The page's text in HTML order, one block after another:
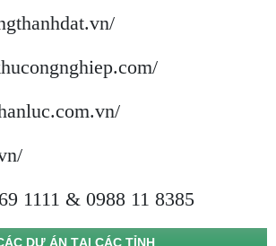
1111 & 0988 11 8385
DỰ ÁN TẠI CÁC TỈNH